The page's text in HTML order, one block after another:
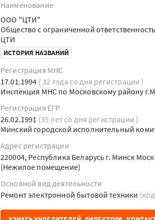
Наименование
ООО "ЦТИ"
Общество с ограниченной
ЦТИ
ИСТОРИЯ НАЗВАНИЙ
Регистрация МНС
17.01.1994 ( 32 года со дня регистрации )
Инспекция МНС по Московскому району
Регистрация ЕГР
26.02.1991 (35 лет со дня регистрации )
Минский городской исполнительный
Адрес регистрации
220004, Республика Беларусь г. Минск
(Нежилое помещение)
Основной вид деятельности
Ремонт электронной бытовой техники